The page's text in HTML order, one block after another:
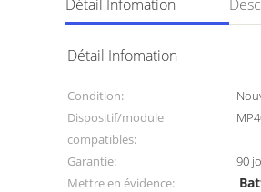
Détail Infomation
Détail Infomation
Condition:
Dispositif/module
compatibles:
Garantie: 90
Mettre en évidence: